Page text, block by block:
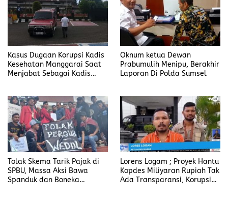
Kasus Dugaan Korupsi Kadis
Kesehatan Manggarai Saat
Menjabat Sebagai Kadis
Oknum ketua Dewan
Prabumulih Menipu, Berakhir
Laporan Di Polda Sumsel
Tolak Skema Tarik Pajak di
SPBU, Massa Aksi Bawa
Spanduk dan Boneka
Lorens Logam ; Proyek Hantu
Kopdes Miliyaran Rupiah Tak
Ada Transparansi, Korupsi